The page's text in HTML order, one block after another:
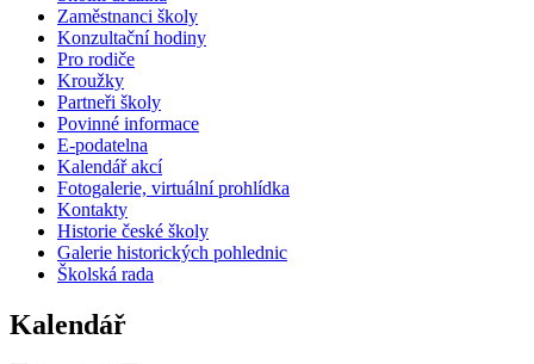
Zaměstnanci školy
Konzultační hodiny
Pro rodiče
Kroužky
Partneři školy
Povinné informace
E-podatelna
Kalendář akcí
Fotogalerie, virtuální prohlídka
Kontakty
Historie české školy
Galerie historických pohlednic
Školská rada
Kalendář